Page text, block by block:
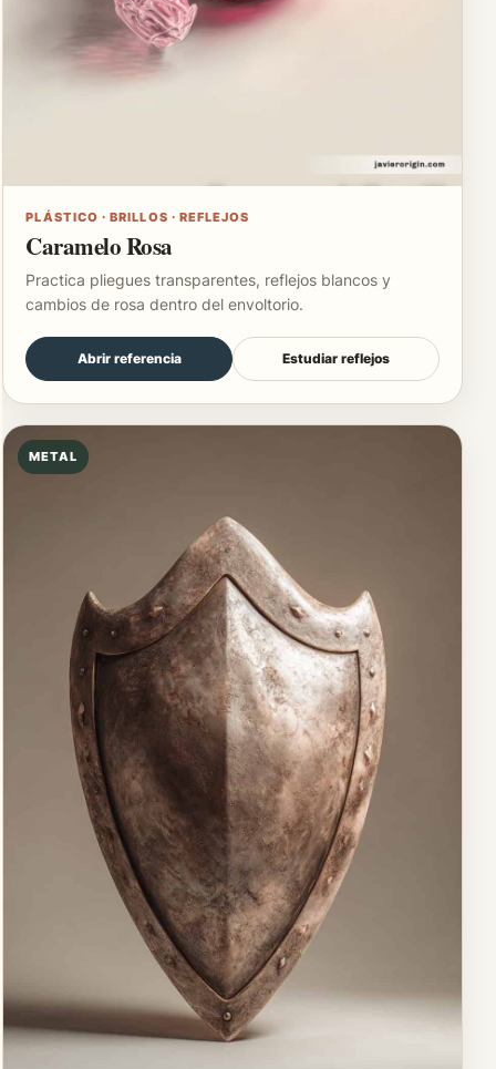
PLÁSTICO · BRILLOS · REFLEJOS
Caramelo Rosa
Practica pliegues transparentes, reflejos blancos y
cambios de rosa dentro del envoltorio.
Abrir referencia Estudiar reflejos
METAL